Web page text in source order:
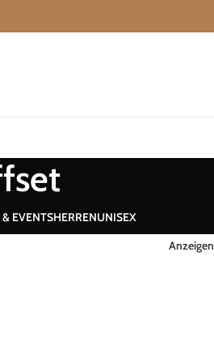
EVENTSHERRENUNISEX
Anzeigen